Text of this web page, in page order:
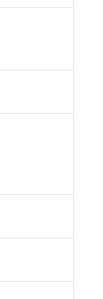
を証明するも
での期間は出
がない限り